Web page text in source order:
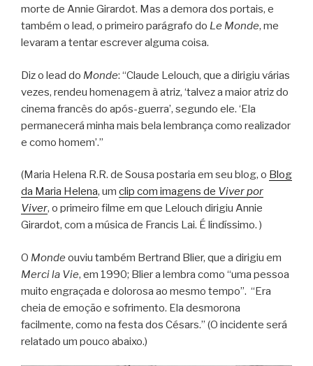
morte de Annie Girardot. Mas a demora dos portais, e
também o lead, o primeiro parágrafo do Le Monde, me
levaram a tentar escrever alguma coisa.
Diz o lead do Monde: “Claude Lelouch, que a dirigiu várias
vezes, rendeu homenagem à atriz, ‘talvez a maior atriz do
cinema francês do após-guerra’, segundo ele. ‘Ela
permanecerá minha mais bela lembrança como realizador
e como homem’.”
(Maria Helena R.R. de Sousa postaria em seu blog, o Blog
da Maria Helena, um clip com imagens de Viver por
Viver, o primeiro filme em que Lelouch dirigiu Annie
Girardot, com a música de Francis Lai. É lindíssimo. )
O Monde ouviu também Bertrand Blier, que a dirigiu em
Merci la Vie, em 1990; Blier a lembra como “uma pessoa
muito engraçada e dolorosa ao mesmo tempo”. “Era
cheia de emoção e sofrimento. Ela desmorona
facilmente, como na festa dos Césars.” (O incidente será
relatado um pouco abaixo.)